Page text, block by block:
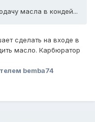
масла в кондей...
сделать на входе в
масло. Карбюратор
bemba74